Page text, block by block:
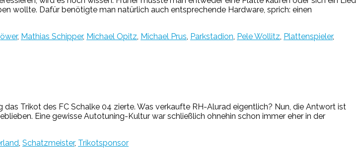
wollte. Dafür benötigte man natürlich auch entsprechende Hardware, sprich: einen
, Mathias Schipper, Michael Opitz, Michael Prus, Parkstadion, Pele Wollitz, Plattenspieler,
Trikot des FC Schalke 04 zierte. Was verkaufte RH-Alurad eigentlich? Nun, die Antwort ist
Eine gewisse Autotuning-Kultur war schließlich ohnehin schon immer eher in der
, Schatzmeister, Trikotsponsor